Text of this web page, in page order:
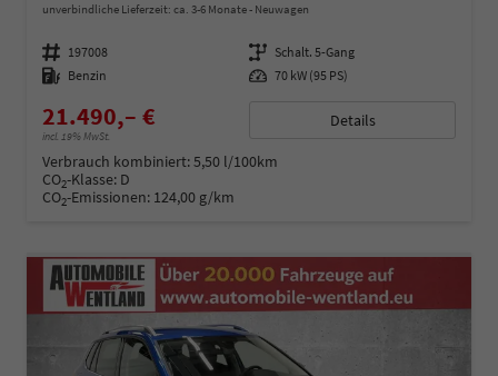
unverbindliche Lieferzeit: ca. 3-6 Monate Neuwagen
Fahrzeugnummer 197008 Getriebe Schalt. 5-Gang
Kraftstoff Benzin Leistung 70 kW (95 PS)
21.490,– €
incl. 19% MwSt.
Details
Verbrauch kombiniert:5,50 l/100km
CO2-Klasse: D
CO2-Emissionen: 124,00 g/km